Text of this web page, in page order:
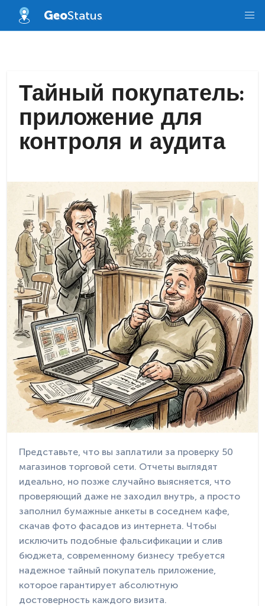
GeoStatus
Тайный покупатель:
приложение для
контроля и аудита
Представьте, что вы заплатили за проверку 50
магазинов торговой сети. Отчеты выглядят
идеально, но позже случайно выясняется, что
проверяющий даже не заходил внутрь, а просто
заполнил бумажные анкеты в соседнем кафе,
скачав фото фасадов из интернета. Чтобы
исключить подобные фальсификации и слив
бюджета, современному бизнесу требуется
надежное тайный покупатель приложение,
которое гарантирует абсолютную
достоверность каждого визита.